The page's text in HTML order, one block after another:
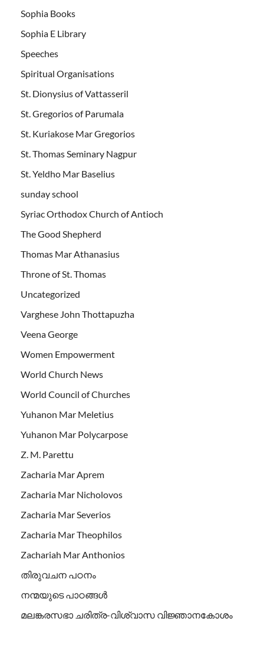
Sophia Books
Sophia E Library
Speeches
Spiritual Organisations
St. Dionysius of Vattasseril
St. Gregorios of Parumala
St. Kuriakose Mar Gregorios
St. Thomas Seminary Nagpur
St. Yeldho Mar Baselius
sunday school
Syriac Orthodox Church of Antioch
The Good Shepherd
Thomas Mar Athanasius
Throne of St. Thomas
Uncategorized
Varghese John Thottapuzha
Veena George
Women Empowerment
World Church News
World Council of Churches
Yuhanon Mar Meletius
Yuhanon Mar Polycarpose
Z. M. Parettu
Zacharia Mar Aprem
Zacharia Mar Nicholovos
Zacharia Mar Severios
Zacharia Mar Theophilos
Zachariah Mar Anthonios
തിരുവചന പഠനം
നന്മയുടെ പാഠങ്ങള്‍
മലങ്കരസഭാ ചരിത്ര-വിശ്വാസ വിജ്ഞാനകോശം